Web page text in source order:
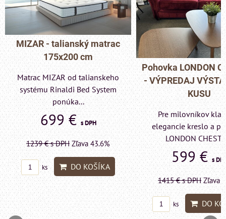
MIZAR - talianský matrac
175x200 cm
Matrac MIZAR od talianskeho
systému Rinaldi Bed System
ponúka...
699 €s DPH
1239 €s DPH Zľava 43.6%
ks DO KOŠÍKA
Pohovka LONDON
- VÝPREDAJ
KUSU
Pre milovníkov
elegancie kreslo a
LONDON
599 €s
1415 €s DPH Zľava
ks DO